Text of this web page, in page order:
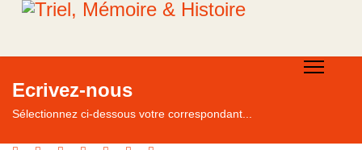
Ecrivez-nous
Sélectionnez ci-dessous votre correspondant...